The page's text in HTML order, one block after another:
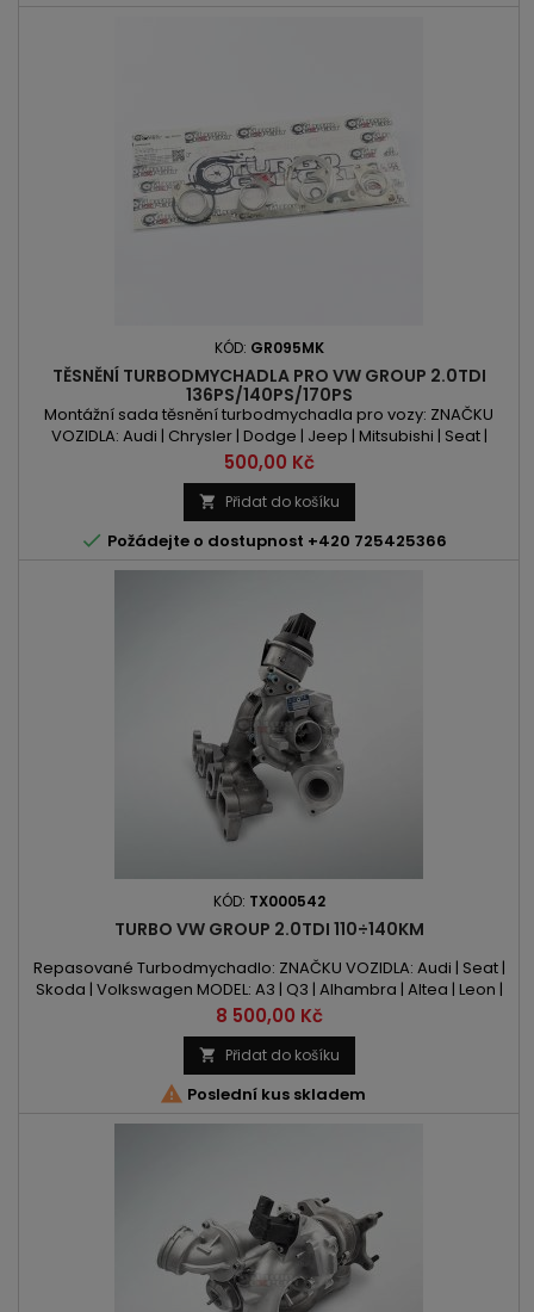
KÓD: GR095MK
TĚSNĚNÍ TURBODMYCHADLA PRO VW GROUP 2.0TDI
136PS/140PS/170PS
Montážní sada těsnění turbodmychadla pro vozy: ZNAČKU
VOZIDLA: Audi | Chrysler | Dodge | Jeep | Mitsubishi | Seat |
Skoda | Volkswagen MODEL: A3 | TT | Sebring | Avenger |
Caliber | Journey | Compass | Patriot | Grandis | Lancer |
Outlander | Altea I | Leon | Toledo | Octavia | Superb | Yeti | Eos I |
Golf | Jetta | Passat | Passat CC | Scirocco | Tiguan...
Cena
500,00 Kč
 Přidat do košíku
 Požádejte o dostupnost +420 725425366
KÓD: TX000542
TURBO VW GROUP 2.0TDI 110÷140KM
Repasované Turbodmychadlo: ZNAČKU VOZIDLA: Audi | Seat |
Skoda | Volkswagen MODEL: A3 | Q3 | Alhambra | Altea | Leon |
Octavia | Superb | Yeti | Beetle | Caddy | CC | Eos | Golf | Jetta |
Passat | Scirocco | Sharan | Tiguan | Touran KÓD MOTORU: CFFA
| CFFB | CFFD | CFFE | CFHA | CFHB | CFHC | CFHE | CFHF | CLCA |
CLCB | CLJA OBSAH: 1968ccm 2.0 TDI...
Cena
8 500,00 Kč
 Přidat do košíku
 Poslední kus skladem